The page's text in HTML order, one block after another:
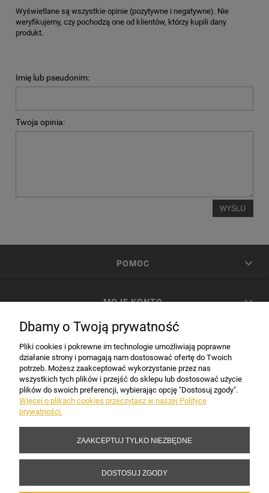
Wyświetlane są wszystkie opinie (pozytywne i negatywne). Nie
weryfikujemy, czy pochodzą one od klientów, którzy kupili dany
produkt.
Imię lub pseudonim:
Twoja opinia:
WYŚLIJ
POMOC
MOJE KONTO
INFORMACJE
Copyright 2017-2026 Sakramento.pl
Dbamy o Twoją prywatność
Pliki cookies i pokrewne im technologie umożliwiają poprawne
działanie strony i pomagają nam dostosować ofertę do Twoich
potrzeb. Możesz zaakceptować wykorzystanie przez nas
wszystkich tych plików i przejść do sklepu lub dostosować użycie
plików do swoich preferencji, wybierając opcję "Dostosuj zgody".
Więcej o plikach cookies przeczytasz w naszej Polityce
prywatności.
ZAAKCEPTUJ TYLKO NIEZBĘDNE
DOSTOSUJ ZGODY